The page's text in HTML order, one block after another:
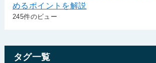
めるポイントを解説
245件のビュー
タグ一覧